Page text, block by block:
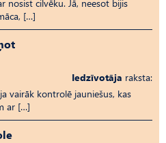
nosist cilvēku. Jā, neesot bijis
[…]
Iedzīvotāja raksta:
vairāk kontrolē jauniešus, kas
ar […]